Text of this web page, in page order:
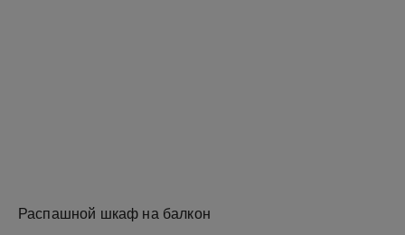
Распашной шкаф на балкон